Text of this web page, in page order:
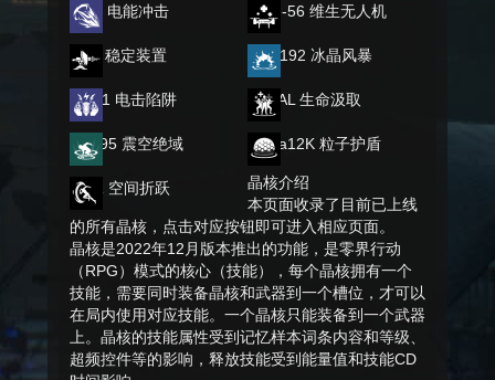
AKM 电能冲击 Type-56 维生无人机
RPK 稳定装置 QBZ192 冰晶风暴
M4A1 电击陷阱 FNFAL 生命汲取
QJB95 震空绝域 Saiga12K 粒子护盾
MSR 空间折跃
晶核介绍
本页面收录了目前已上线
的所有晶核，点击对应按钮即可进入相应页面。
晶核是2022年12月版本推出的功能，是零界行动
（RPG）模式的核心（技能），每个晶核拥有一个
技能，需要同时装备晶核和武器到一个槽位，才可以
在局内使用对应技能。一个晶核只能装备到一个武器
上。晶核的技能属性受到记忆样本词条内容和等级、
超频控件等的影响，释放技能受到能量值和技能CD